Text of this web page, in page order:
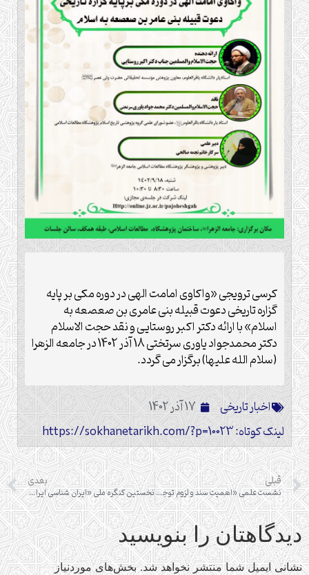
کرسی ترویجی «واکاوی امامت الهی در دوره مکی بر پایه
گزاره تاریخی دعوت قبیله بنی عامری بن صعصعه به
اسلام» با ارائه دکتر اکبر روستایی و نقد حجت الاسلام
دکتر محمدجواد یاوری سرتختی 18 آذر 1402 در جامعه الزهرا
(سلام الله علیها) برگزار می گردد.
اخبار تاریخی
17 آذر 1402
لینک کوتاه: https://sokhanetarikh.com/?p=10023
قبلی
نشست علمی «اهمیت سند و لزوم توجه به متن اخبار تاریخی در مطالعات سیره»
بعدی
نخستین کنگره ملی «ایران شناسی ایران»
دیدگاهتان را بنویسید
نشانی ایمیل شما منتشر نخواهد شد. بخش‌های موردنیاز